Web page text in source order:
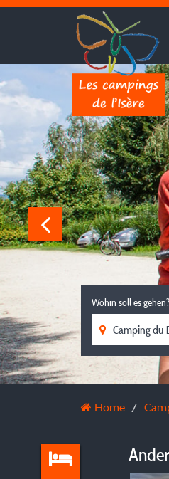
Wohin soll es gehen?
Home